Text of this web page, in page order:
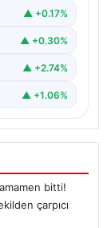
▲ +0.17%
▲ +0.30%
▲ +2.74%
▲ +1.06%
bitti!
çarpıcı